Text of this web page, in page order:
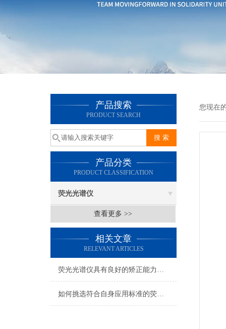
产品搜索
PRODUCT SEARCH
产品分类
PRODUCT CLASSIFICATION
荧光光谱仪
查看更多 >>
相关文章
RELEVANT ARTICLES
荧光光谱仪具有良好的矫正能力和稳定的抗干扰能力
如何挑选符合自身应用标准的荧光光谱仪
您现在的